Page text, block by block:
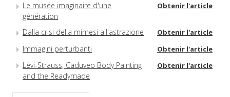
Le musée imaginaire d'une
génération
Obtenir l'article
Dalla crisi della mimesi all'astrazione Obtenir l'article
Immagini perturbanti Obtenir l'article
Lévi-Strauss, Caduveo Body Painting
and the Readymade
Obtenir l'article
Magazzino dell'immemoriale